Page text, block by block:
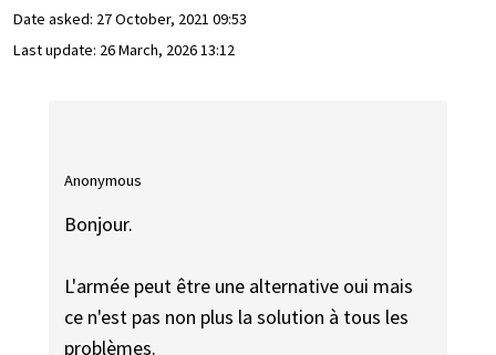
Date asked: 27 October, 2021 09:53
Last update: 26 March, 2026 13:12
Anonymous
Bonjour.
L'armée peut être une alternative oui mais
ce n'est pas non plus la solution à tous les
problèmes.